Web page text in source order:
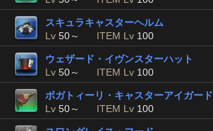
スキュラキャスターヘルム
Lv 50～ ITEM Lv 100
ウェザード・イヴンスターハット
Lv 50～ ITEM Lv 100
ボガトィーリ・キャスターアイガード
Lv 50～ ITEM Lv 100